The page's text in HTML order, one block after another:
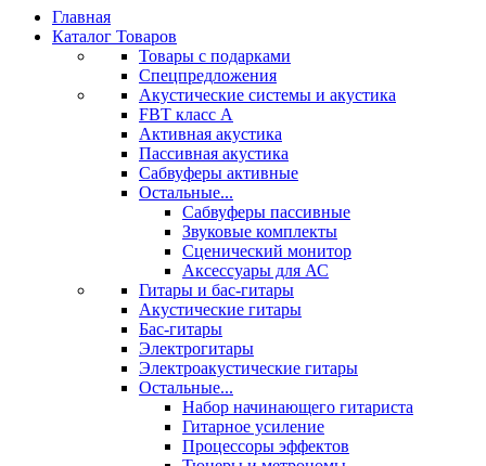
Главная
Каталог Товаров
Товары с подарками
Спецпредложения
Акустические системы и акустика
FBT класс А
Активная акустика
Пассивная акустика
Сабвуферы активные
Остальные...
Сабвуферы пассивные
Звуковые комплекты
Сценический монитор
Аксессуары для АС
Гитары и бас-гитары
Акустические гитары
Бас-гитары
Электрогитары
Электроакустические гитары
Остальные...
Набор начинающего гитариста
Гитарное усиление
Процессоры эффектов